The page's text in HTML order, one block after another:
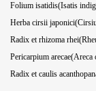
Folium isatidis(Isatis
Herba cirsii
Radix et rhizoma
Pericarpium
Radix et caulis